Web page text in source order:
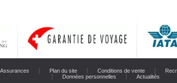
Assurances Plan du site Conditions de vente
Données personnelles
Actualités